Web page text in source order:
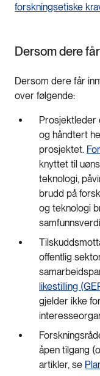
forskningsetiske
Dersom dere
Dersom dere får
over følgende:
Prosjektleder
og håndtert
prosjektet.
knyttet til
teknologi,
brudd på
og teknologi
offentlig
likestilling
gjelder ikke
åpen tilgang
artikler, se